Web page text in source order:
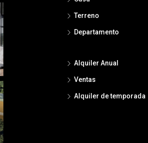
Terreno
Departamento
Alquiler Anual
Ventas
Alquiler de temporada